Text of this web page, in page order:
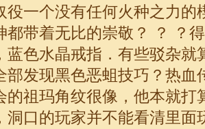
役一个没有任何火种之力的
都带着无比的崇敬？ ？ ？
蓝色水晶戒指．有些驳杂就
部发现黑色恶蛆技巧？热血
的祖玛角纹很像，他本就打
洞口的玩家并不能看清里